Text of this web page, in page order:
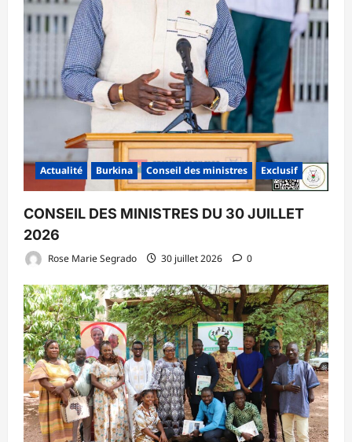
Actualité Burkina Conseil des ministres Exclusif
CONSEIL DES MINISTRES DU 30 JUILLET
2026
Rose Marie Segrado 30 juillet 2026 0